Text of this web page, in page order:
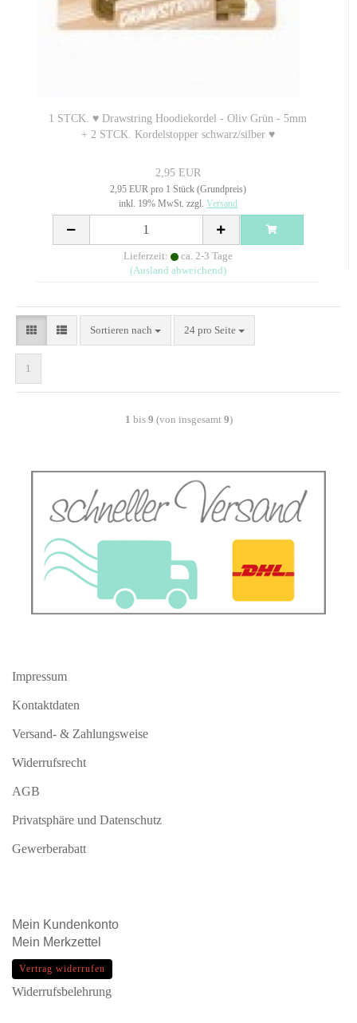
1 STCK. ♥ Drawstring Hoodiekordel - Oliv Grün - 5mm
+ 2 STCK. Kordelstopper schwarz/silber ♥
2,95 EUR
2,95 EUR pro 1 Stück (Grundpreis)
inkl. 19% MwSt. zzgl. Versand
Lieferzeit:
ca. 2-3 Tage
(Ausland abweichend)
Sortieren nach 24 pro Seite
1
1 bis 9 (von insgesamt 9)
Impressum
Kontaktdaten
Versand- & Zahlungsweise
Widerrufsrecht
AGB
Privatsphäre und Datenschutz
Gewerberabatt
Mein Kundenkonto
Mein Merkzettel
Vertrag widerrufen
Widerrufsbelehrung